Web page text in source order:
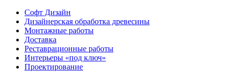
Софт Дизайн
Дизайнерская обработка древесины
Монтажные работы
Доставка
Реставрационные работы
Интерьеры «под ключ»
Проектирование